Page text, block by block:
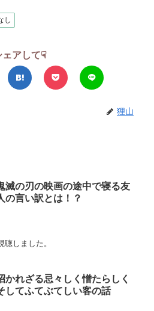
し
ェアして☟
狸山
滅の刃の映画の途中で寝る友
の言い訳とは！？
しました。
かれざる忌々しく憎たらしく
してふてぶてしい客の話